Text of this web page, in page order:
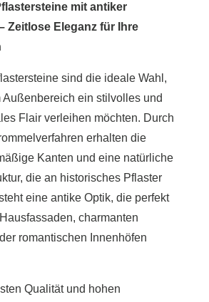
mit antiker
Zeitlose Eleganz für Ihre
sind die ideale Wahl,
Außenbereich ein stilvolles und
Flair verleihen möchten. Durch
erhalten die
Kanten und eine natürliche
die an historisches Pflaster
eine antike Optik, die perfekt
charmanten
romantischen Innenhöfen
Qualität und hohen